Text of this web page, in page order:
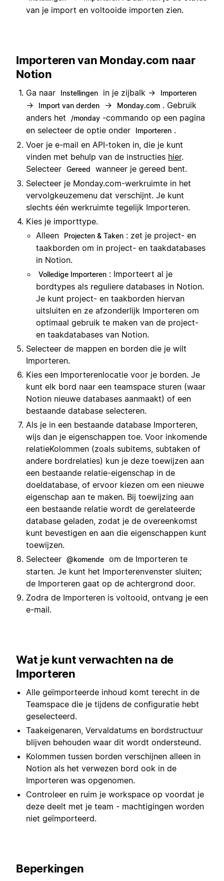
van je import en voltooide importen zien.
Importeren van Monday.com naar
Notion
Ga naar Instellingen in je zijbalk → Importeren
→ Import van derden → Monday.com . Gebruik
anders het
/monday -commando op een pagina
en selecteer de optie onder
Importeren .
Voer je e-mail en API-token in, die je kunt
vinden met behulp van de instructies hier.
Selecteer Gereed
wanneer je gereed bent.
Selecteer je Monday.com-werkruimte in het
vervolgkeuzemenu dat verschijnt. Je kunt
slechts één werkruimte tegelijk Importeren.
Kies je importtype.
Alleen
Projecten & Taken : zet je project- en
taakborden om in project- en taakdatabases
in Notion.
Volledige Importeren : Importeert al je
bordtypes als reguliere databases in Notion.
Je kunt project- en taakborden hiervan
uitsluiten en ze afzonderlijk Importeren om
optimaal gebruik te maken van de project-
en taakdatabases van Notion.
Selecteer de mappen en borden die je wilt
Importeren.
Kies een Importerenlocatie voor je borden. Je
kunt elk bord naar een teamspace sturen (waar
Notion nieuwe databases aanmaakt) of een
bestaande database selecteren.
Als je in een bestaande database Importeren,
wijs dan je eigenschappen toe. Voor inkomende
relatieKolommen (zoals subitems, subtaken of
andere bordrelaties) kun je deze toewijzen aan
een bestaande relatie-eigenschap in de
doeldatabase, of ervoor kiezen om een nieuwe
eigenschap aan te maken. Bij toewijzing aan
een bestaande relatie wordt de gerelateerde
database geladen, zodat je de overeenkomst
kunt bevestigen en aan die eigenschappen kunt
toewijzen.
Selecteer @komende om de Importeren te
starten. Je kunt het Importerenvenster sluiten;
de Importeren gaat op de achtergrond door.
Zodra de Importeren is voltooid, ontvang je een
e-mail.
Wat je kunt verwachten na de
Importeren
Alle geïmporteerde inhoud komt terecht in de
Teamspace die je tijdens de configuratie hebt
geselecteerd.
Taakeigenaren, Vervaldatums en bordstructuur
blijven behouden waar dit wordt ondersteund.
Kolommen tussen borden verschijnen alleen in
Notion als het verwezen bord ook in de
Importeren was opgenomen.
Controleer en ruim je workspace op voordat je
deze deelt met je team - machtigingen worden
niet geïmporteerd.
Beperkingen